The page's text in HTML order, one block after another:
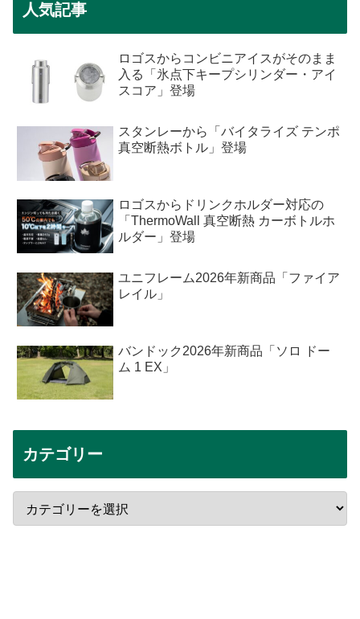
人気記事
ロゴスからコンビニアイスがそのまま
入る「氷点下キープシリンダー・アイ
スコア」登場
スタンレーから「バイタライズ テンポ
真空断熱ボトル」登場
ロゴスからドリンクホルダー対応の
「ThermoWall 真空断熱 カーボトルホ
ルダー」登場
ユニフレーム2026年新商品「ファイア
レイル」
バンドック2026年新商品「ソロ ドー
ム 1 EX」
カテゴリー